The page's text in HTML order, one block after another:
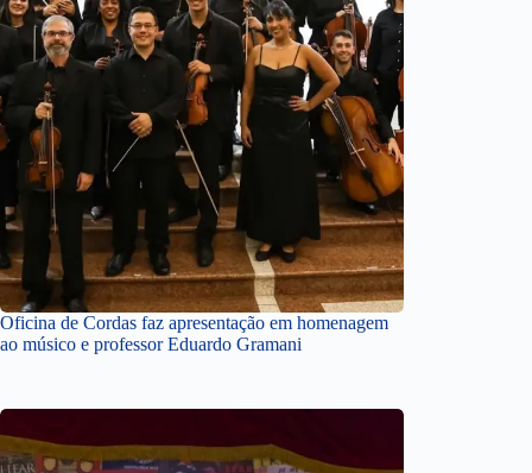
Oficina de Cordas faz apresentação em homenagem
ao músico e professor Eduardo Gramani